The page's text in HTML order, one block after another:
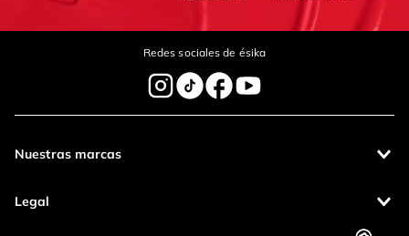
Redes sociales de ésika
Nuestras marcas
Legal